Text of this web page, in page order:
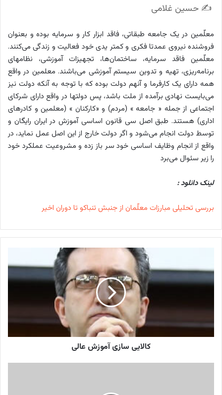
✍️ حسین غلامی
معلّمین در یک جامعه طبقاتی، فاقد ابزار کار و سرمایه بوده و بعنوان
فروشنده نیروی عمدتا فکری و کمتر یدی خود فعالیت و زندگی می‌کنند.
معلّمین فاقد سرمایه، ساختمان‌ها، تجهیزات آموزشی، نظام‏های
برنامه‌ریزی، تهیه و تدوین سیستم آموزشی می‌باشند. معلمین در واقع
همه دارای یک کارفرما و آنهم دولت بوده که با توجه به آنکه دولت نیز
می‌بایست نهادی برآمده از ملت باشد، پس دولت‏ها در واقع دارای شرکای
اجتماعی از جمله « جامعه » (مردم) و «کارکنان » (معلمین و کادرهای
اداری) هستند. طبق اصل سی قانون اساسی آموزش در ایران رایگان و
توسط دولت انجام می‌شود و اگر دولت خارج از این اصل عمل نماید، در
واقع از انجام وظایف اساسی خود سر باز زده و مشروعیت عملکرد خود
را زیر سئوال می‌برد
لینک دانلود :
بررسی تحلیلی مبارزات معلّمان از جنبش تنباکو تا دوران اخیر
آموزش
عالی
کالایی سازی آموزش عالی